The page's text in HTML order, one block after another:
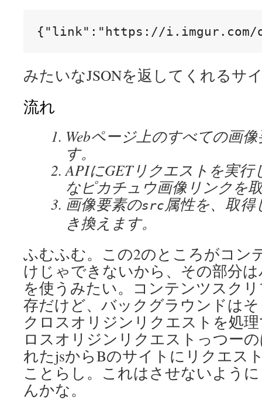
{"link":"https://i.imgur.com/
みたいなJSONを返してくれるサ
流れ
Webページ上のすべての画
す。
APIにGETリクエストを実行
なピカチュウ画像リンクを
画像要素のsrc属性を、取
き換えます。
ふむふむ。この2のところがコン
けじゃできないから、その部分
を使うみたい。コンテンツスク
存だけど、バックグラウンドは
クロスオリジンリクエストを処
ロスオリジンリクエストっつー
れたjsからBのサイトにリクエス
ことらし。これはさせないよう
んかな。